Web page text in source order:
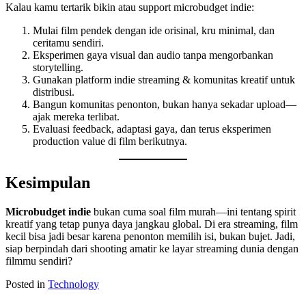
Kalau kamu tertarik bikin atau support microbudget indie:
Mulai film pendek dengan ide orisinal, kru minimal, dan
ceritamu sendiri.
Eksperimen gaya visual dan audio tanpa mengorbankan
storytelling.
Gunakan platform indie streaming & komunitas kreatif untuk
distribusi.
Bangun komunitas penonton, bukan hanya sekadar upload—
ajak mereka terlibat.
Evaluasi feedback, adaptasi gaya, dan terus eksperimen
production value di film berikutnya.
Kesimpulan
Microbudget indie bukan cuma soal film murah—ini tentang spirit
kreatif yang tetap punya daya jangkau global. Di era streaming, film
kecil bisa jadi besar karena penonton memilih isi, bukan bujet. Jadi,
siap berpindah dari shooting amatir ke layar streaming dunia dengan
filmmu sendiri?
Posted in Technology